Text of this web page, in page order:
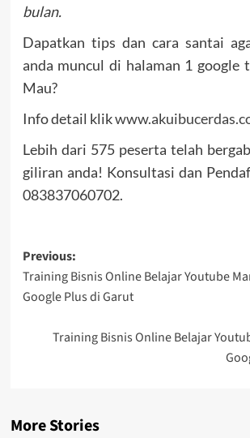
bulan.
Dapatkan tips dan cara santai
anda muncul di halaman 1 google
Mau?
Info detail klik
Lebih dari 575 peserta telah
giliran anda! Konsultasi dan
083837060702.
Post
navigation
Previous:
Training Bisnis Online Belajar Youtube
Google Plus di Garut
Training Bisnis Online Belajar
More Stories